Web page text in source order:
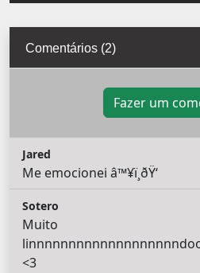
Comentários (2)
Fazer um
Jared
Me emocionei â™¥ï¸ðŸ‘
Sotero
Muito
<3